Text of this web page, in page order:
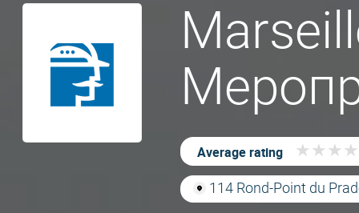
Average rating ★ ★ ★ ★
★ ★ ★ ★
114 Rond-Point du